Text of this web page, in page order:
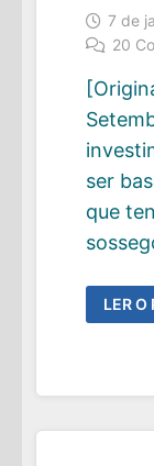
7 de
20
ser
que
OS
TRÊS
LER O